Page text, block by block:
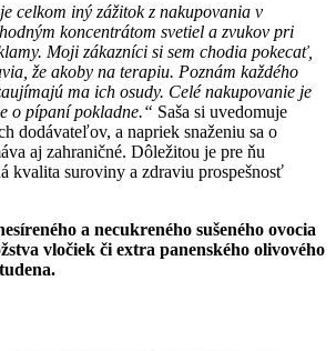
celkom iný zážitok z nakupovania v
koncentrátom svetiel a zvukov pri
Moji zákazníci si sem chodia pokecať,
že akoby na terapiu. Poznám každého
ma ich osudy. Celé nakupovanie je
o pípaní pokladne.“ Saša si uvedomuje
dodávateľov, a napriek snaženiu sa o
aj zahraničné. Dôležitou je pre ňu
kvalita suroviny a zdraviu prospešnosť
a necukreného sušeného ovocia
vločiek či extra panenského olivového